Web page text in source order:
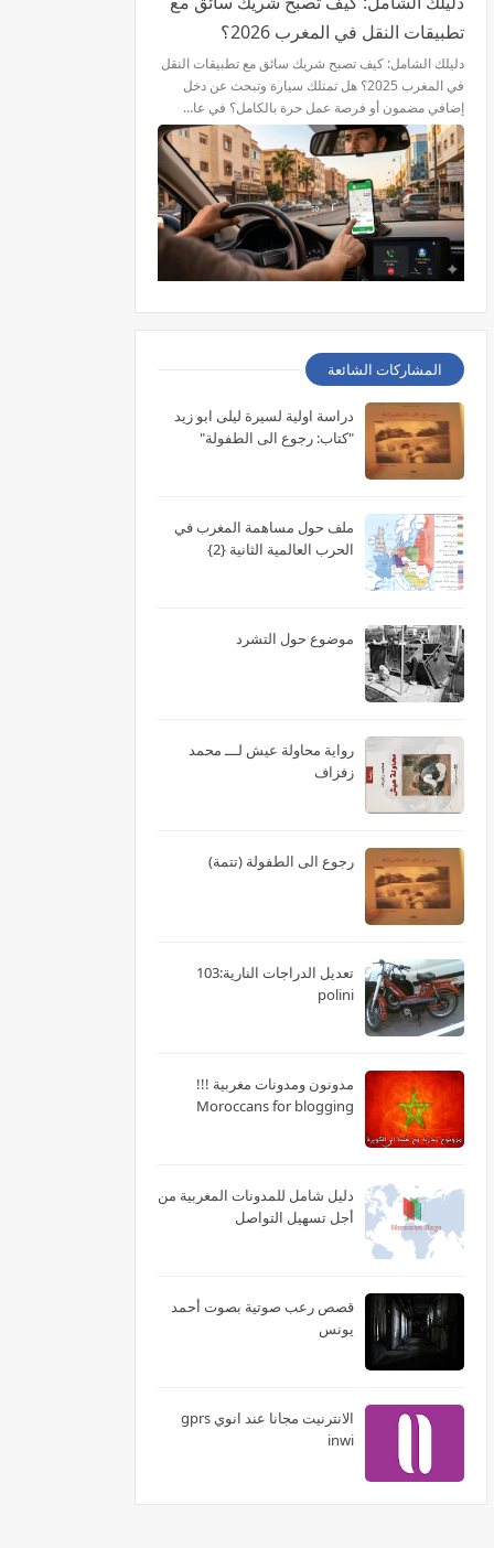
تطبيقات النقل في المغرب 2026؟
دليلك الشامل: كيف تصبح شريك سائق مع تطبيقات النقل
في المغرب 2025؟ هل تمتلك سيارة وتبحث عن دخل
إضافي مضمون أو فرصة عمل حرة بالكامل؟ في عا…
المشاركات الشائعة
دراسة اولية لسيرة ليلى ابو زيد
"كتاب: رجوع الى الطفولة"
ملف حول مساهمة المغرب في
الحرب العالمية الثانية {2}
موضوع حول التشرد
رواية محاولة عيش لـــ محمد
زفزاف
رجوع الى الطفولة (تتمة)
تعديل الدراجات النارية:103
polini
مدونون ومدونات مغربية !!!
Moroccans for blogging
دليل شامل للمدونات المغربية من
أجل تسهيل التواصل
قصص رعب صوتية بصوت أحمد
يونس
الانترنيت مجانا عند انوي gprs
inwi